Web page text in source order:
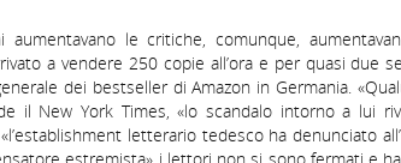
le critiche, comunque,
a vendere 250 copie all’ora e per quasi due
dei bestseller di Amazon in Germania.
il New York Times, «lo scandalo intorno a lui
letterario tedesco ha denunciato
estremista» i lettori non si sono fermati e